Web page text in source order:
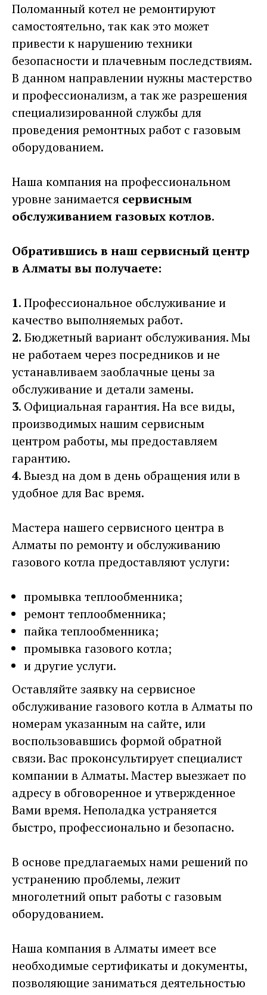
Поломанный котел не ремонтируют
самостоятельно, так как это может
привести к нарушению техники
безопасности и плачевным последствиям.
В данном направлении нужны мастерство
и профессионализм, а так же разрешения
специализированной службы для
проведения ремонтных работ с газовым
оборудованием.
Наша компания на профессиональном
уровне занимается сервисным
обслуживанием газовых котлов.
Обратившись в наш сервисный центр
в Алматы вы получаете:
1. Профессиональное обслуживание и
качество выполняемых работ.
2. Бюджетный вариант обслуживания. Мы
не работаем через посредников и не
устанавливаем заоблачные цены за
обслуживание и детали замены.
3. Официальная гарантия. На все виды,
производимых нашим сервисным
центром работы, мы предоставляем
гарантию.
4. Выезд на дом в день обращения или в
удобное для Вас время.
Мастера нашего сервисного центра в
Алматы по ремонту и обслуживанию
газового котла предоставляют услуги:
промывка теплообменника;
ремонт теплообменника;
пайка теплообменника;
промывка газового котла;
и другие услуги.
Оставляйте заявку на сервисное
обслуживание газового котла в Алматы по
номерам указанным на сайте, или
воспользовавшись формой обратной
связи. Вас проконсультирует специалист
компании в Алматы. Мастер выезжает по
адресу в обговоренное и утвержденное
Вами время. Неполадка устраняется
быстро, профессионально и безопасно.
В основе предлагаемых нами решений по
устранению проблемы, лежит
многолетний опыт работы с газовым
оборудованием.
Наша компания в Алматы имеет все
необходимые сертификаты и документы,
позволяющие заниматься деятельностью